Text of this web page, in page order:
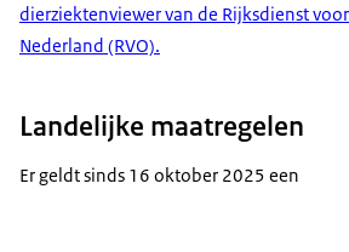
dierziektenviewer van de Rijksdienst
Nederland (RVO).
Landelijke maatregelen
Er geldt sinds 16 oktober 2025 een